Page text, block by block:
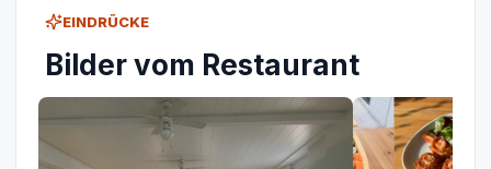
EINDRÜCKE
Bilder vom Restaurant